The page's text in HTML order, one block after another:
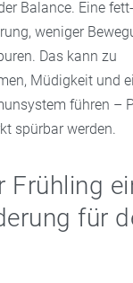
Balance. Eine
weniger
Das kann zu
Müdigkeit und
führen –
spürbar werden.
Frühling
für